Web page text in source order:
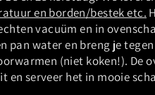
en borden/bestek etc.
vacuüm en in
pan water en breng je
(niet koken!). De
en serveer het in mooie